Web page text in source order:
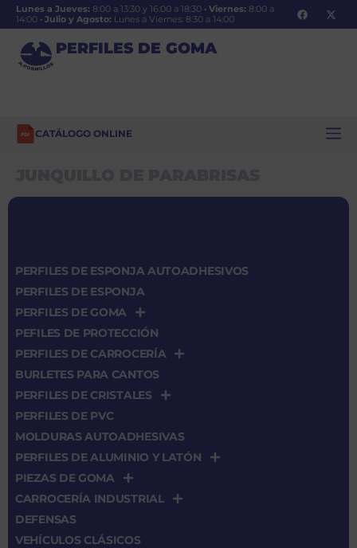
Lunes a Jueves: 8:00 a 13:30 y 16:00 a 18:30 · Viernes: 8:00 a
14:00 · Julio y Agosto: Lunes a Viernes: 8:30 a 14:00
PERFILES DE GOMA
CATÁLOGO ONLINE
PERFILES DE ESPONJA AUTOADHESIVOS
PERFILES DE ESPONJA
PERFILES DE GOMA
PEFILES DE PROTECCIÓN
PERFILES DE CARROCERÍA
BURLETES PARA CANTOS
PERFILES DE CRISTALES
PERFILES DE PVC
MOLDURAS AUTOADHESIVAS
PERFILES DE ALUMINIO Y LATÓN
PIEZAS DE GOMA
CARROCERÍA INDUSTRIAL
DEFENSAS
VEHÍCULOS CLÁSICOS